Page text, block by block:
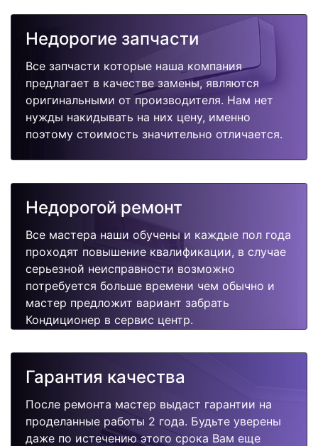
Недорогие запчасти
Все запчасти которые наша компания
предлагает в качестве замены, являются
оригинальными от производителя. Нам нет
нужды накидывать на них цену, именно
поэтому стоимость значительно отличается.
Недорогой ремонт
Все мастера наши обучены и каждые пол года
проходят повышение квалификации, в случае
серьезной неисправности возможно
потребуется больше времени чем обычно и
мастер предложит вариант забрать
Кондиционер в сервис центр.
Гарантия качества
После ремонта мастер выдаст гарантии на
проделанные работы 2 года. Будьте уверены
даже по истечению этого срока Вам еще